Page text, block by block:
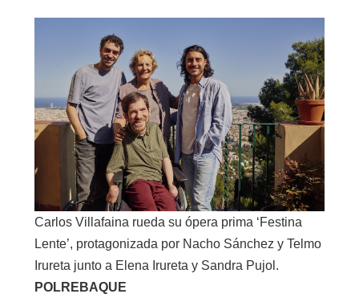
Carlos Villafaina rueda su ópera prima ‘Festina
Lente’, protagonizada por Nacho Sánchez y Telmo
Irureta junto a Elena Irureta y Sandra Pujol.
POLREBAQUE